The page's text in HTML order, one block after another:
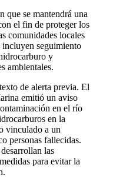
que se mantendrá una
el fin de proteger los
comunidades locales
incluyen seguimiento
y
ambientales.
de alerta previa. El
emitió un aviso
en el río
en la
vinculado a un
personas fallecidas.
las
para evitar la